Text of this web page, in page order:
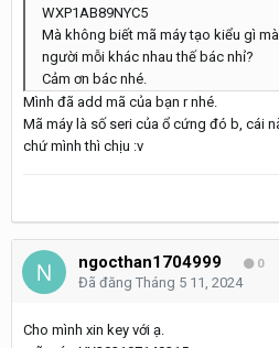
WXP1AB89NYC5
Mà không biết mã máy tạo kiểu gì
người mỗi khác nhau thế bác nhỉ?
Cảm ơn bác nhé.
Mình đã add mã của bạn r nhé.
Mã máy là số seri của ổ cứng đó b, cái
chứ mình thì chịu :v
ngocthan1704999 0
Đã đăng Tháng 5 11, 2024
Cho mình xin key với ạ.